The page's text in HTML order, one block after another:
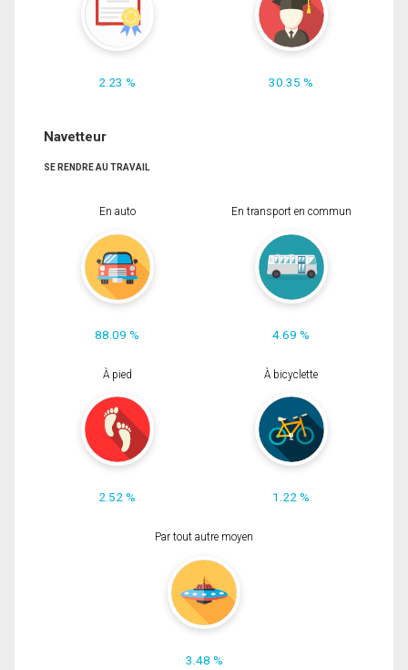
2.23 % 30.35 %
Navetteur
SE RENDRE AU TRAVAIL
En auto
88.09 %
En transport en commun
4.69 %
À pied
2.52 %
À bicyclette
1.22 %
Par tout autre moyen
3.48 %